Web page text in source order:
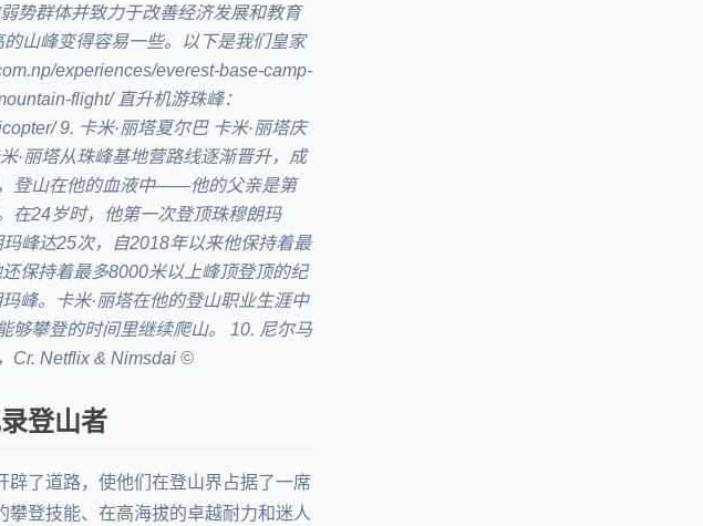
势群体并致力于改善经济发展和教育
山峰变得容易一些。以下是我们皇家
experiences/everest-base-camp-
flight/ 直升机游珠峰：
9. 卡米·丽塔夏尔巴 卡米·丽塔庆
·丽塔从珠峰基地营路线逐渐晋升，成
登山在他的血液中——他的父亲是第
在24岁时，他第一次登顶珠穆朗玛
峰达25次，自2018年以来他保持着最
保持着最多8000米以上峰顶登顶的纪
峰。卡米·丽塔在他的登山职业生涯中
够攀登的时间里继续爬山。 10. 尼尔马
Cr. Netflix & Nimsdai ©
登山者
了道路，使他们在登山界占据了一席
登技能、在高海拔的卓越耐力和迷人